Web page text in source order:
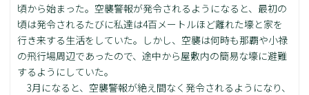
頃から始まった。空襲警報が発令されるようになると、最初の
頃は発令されるたびに私達は4百メートルほど離れた壕と家を
行き来する生活をしていた。しかし、空襲は何時も那覇や小禄
の飛行場周辺であったので、途中から屋敷内の簡易な壕に避難
するようにしていた。
3月になると、空襲警報が絶え間なく発令されるようになり、